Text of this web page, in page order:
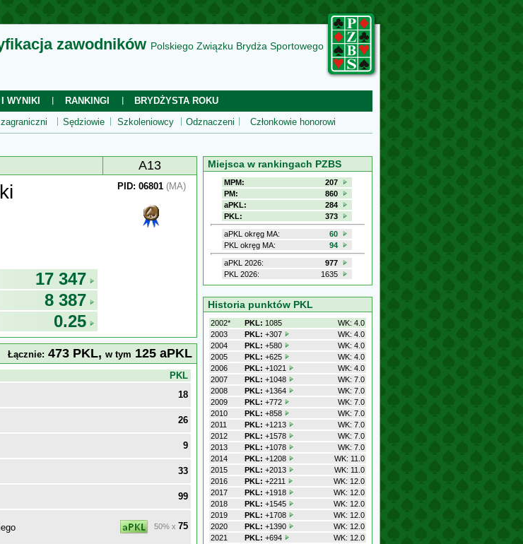
zawodników Polskiego Związku Brydża Sportowego
WYNIKI RANKINGI
BRYDŻYSTA ROKU
Sędziowie Szkoleniowcy Odznaczeni Członkowie honorowi
A13
17 347
8 387
0.25
PID: 06801 (MA)
Łącznie: 473 PKL, w tym 125 aPKL
PKL
18
26
9
33
99
50% x 75
Miejsca w rankingach PZBS
MPM:
207
PM:
860
aPKL:
284
PKL:
373
aPKL okręg MA:
60
PKL okręg MA:
94
aPKL 2026:
977
PKL 2026:
1635
Historia punktów PKL
2002* PKL: 1085
WK: 4.0
2003
PKL: +307
WK: 4.0
2004
PKL: +580
WK: 4.0
2005
PKL: +625
WK: 4.0
2006
PKL: +1021
WK: 4.0
2007
PKL: +1048
WK: 7.0
2008
PKL: +1364
WK: 7.0
2009
PKL: +772
WK: 7.0
2010
PKL: +858
WK: 7.0
2011
PKL: +1213
WK: 7.0
2012
PKL: +1578
WK: 7.0
2013
PKL: +1078
WK: 7.0
2014
PKL: +1208
WK: 11.0
2015
PKL: +2013
WK: 11.0
2016
PKL: +2211
WK: 12.0
2017
PKL: +1918
WK: 12.0
2018
PKL: +1545
WK: 12.0
2019
PKL: +1708
WK: 12.0
2020
PKL: +1390
WK: 12.0
2021
PKL: +694
WK: 12.0